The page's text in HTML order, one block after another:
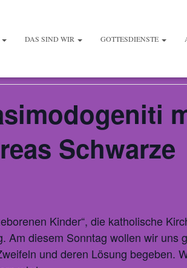
DAS SIND WIR GOTTESDIENSTE
Schwarze
Kinder“, die katholische
diesem Sonntag wollen wir uns
und deren Lösung begeben.